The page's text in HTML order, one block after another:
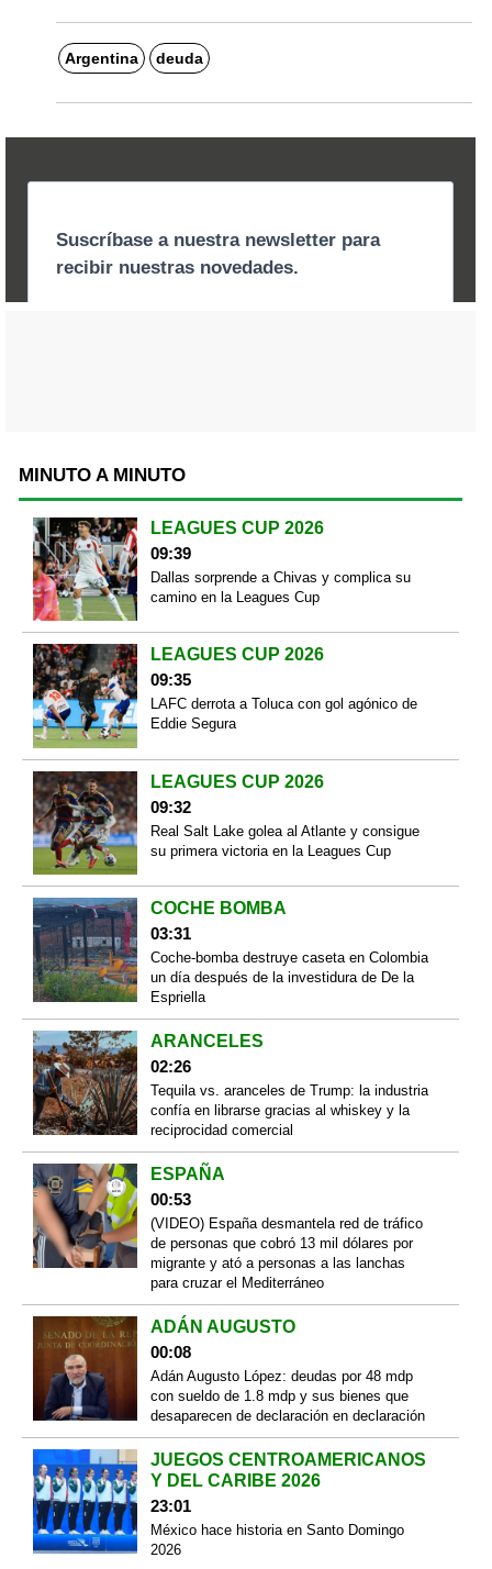
Argentina deuda
MINUTO A MINUTO
LEAGUES CUP 2026
09:39
Dallas sorprende a Chivas y complica su
camino en la Leagues Cup
LEAGUES CUP 2026
09:35
LAFC derrota a Toluca con gol agónico de
Eddie Segura
LEAGUES CUP 2026
09:32
Real Salt Lake golea al Atlante y consigue
su primera victoria en la Leagues Cup
COCHE BOMBA
03:31
Coche-bomba destruye caseta en Colombia
un día después de la investidura de De la
Espriella
ARANCELES
02:26
Tequila vs. aranceles de Trump: la industria
confía en librarse gracias al whiskey y la
reciprocidad comercial
ESPAÑA
00:53
(VIDEO) España desmantela red de tráfico
de personas que cobró 13 mil dólares por
migrante y ató a personas a las lanchas
para cruzar el Mediterráneo
ADÁN AUGUSTO
00:08
Adán Augusto López: deudas por 48 mdp
con sueldo de 1.8 mdp y sus bienes que
desaparecen de declaración en declaración
JUEGOS CENTROAMERICANOS
Y DEL CARIBE 2026
23:01
México hace historia en Santo Domingo
2026